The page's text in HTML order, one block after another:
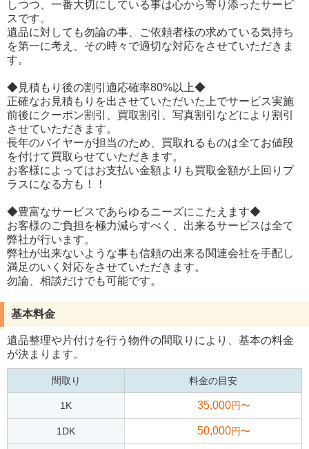
しつつ、一番大切にしている事は心から寄り添ったサービ
スです。
遺品に対しても勿論の事、ご依頼者様の求めている気持ち
を第一に考え、その時々で適切な対応をさせていただきま
す。
◆見積もり後の割引適応確率80%以上◆
正確なお見積もりを出させていただいた上でサービス実施
前後にクーポン割引、買取割引、写真割引などにより割引
させていただきます。
長年のバイヤーが担当のため、買取れるものは全てお値段
を付けて買取らせていただきます。
お客様によってはお支払い金額よりも買取金額が上回りプ
ラスになる方も！！
◆豊富なサービスであらゆるニーズにこたえます◆
お客様のご負担を極力減らすべく、出来るサービスは全て
弊社が行います。
弊社が出来ないような事も信頼の出来る関連会社を手配し
満足のいく対応をさせていただきます。
勿論、相談だけでも可能です。
基本料金
遺品整理や片付けを行う物件の間取りにより、基本の料金
が決まります。
間取り 料金の目安
1K 35,000円〜
1DK 50,000円〜